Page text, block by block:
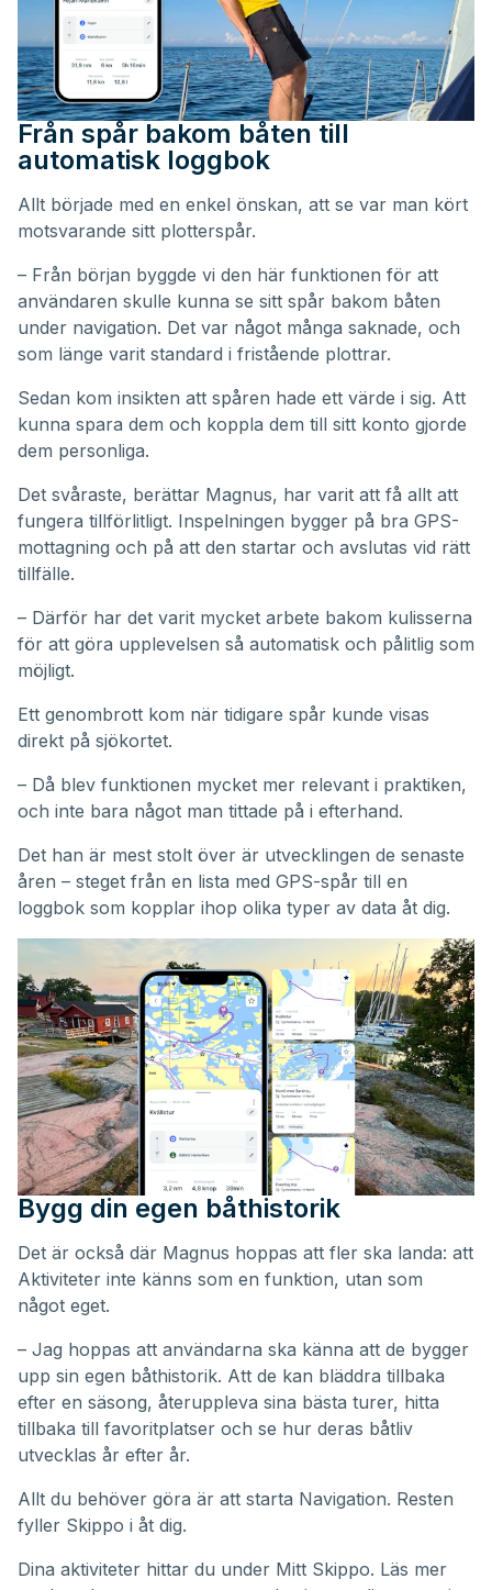
Från spår bakom båten till
automatisk loggbok
Allt började med en enkel önskan, att se var man kört
motsvarande sitt plotterspår.
– Från början byggde vi den här funktionen för att
användaren skulle kunna se sitt spår bakom båten
under navigation. Det var något många saknade, och
som länge varit standard i fristående plottrar.
Sedan kom insikten att spåren hade ett värde i sig. Att
kunna spara dem och koppla dem till sitt konto gjorde
dem personliga.
Det svåraste, berättar Magnus, har varit att få allt att
fungera tillförlitligt. Inspelningen bygger på bra GPS-
mottagning och på att den startar och avslutas vid rätt
tillfälle.
– Därför har det varit mycket arbete bakom kulisserna
för att göra upplevelsen så automatisk och pålitlig som
möjligt.
Ett genombrott kom när tidigare spår kunde visas
direkt på sjökortet.
– Då blev funktionen mycket mer relevant i praktiken,
och inte bara något man tittade på i efterhand.
Det han är mest stolt över är utvecklingen de senaste
åren – steget från en lista med GPS-spår till en
loggbok som kopplar ihop olika typer av data åt dig.
Bygg din egen båthistorik
Det är också där Magnus hoppas att fler ska landa: att
Aktiviteter inte känns som en funktion, utan som
något eget.
– Jag hoppas att användarna ska känna att de bygger
upp sin egen båthistorik. Att de kan bläddra tillbaka
efter en säsong, återuppleva sina bästa turer, hitta
tillbaka till favoritplatser och se hur deras båtliv
utvecklas år efter år.
Allt du behöver göra är att starta Navigation. Resten
fyller Skippo i åt dig.
Dina aktiviteter hittar du under Mitt Skippo. Läs mer